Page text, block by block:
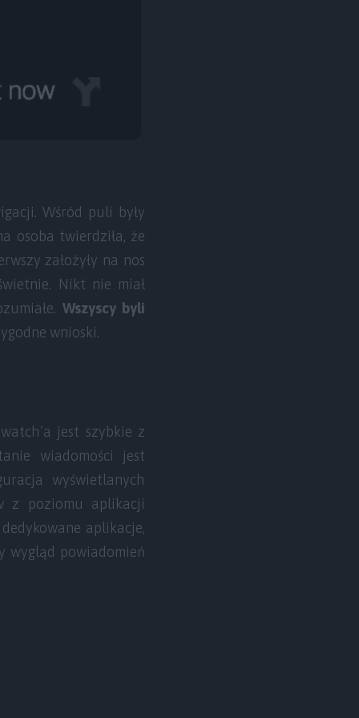
Wśród puli były
osoba twierdziła, że
założyły na nos
Nikt nie miał
Wszyscy byli
wnioski.
jest szybkie z
wiadomości jest
wyświetlanych
z poziomu aplikacji
aplikacje,
wygląd powiadomień